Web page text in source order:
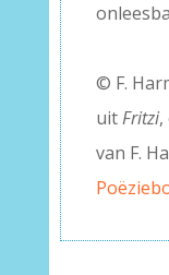
© F.
uitFritzi,
van F.